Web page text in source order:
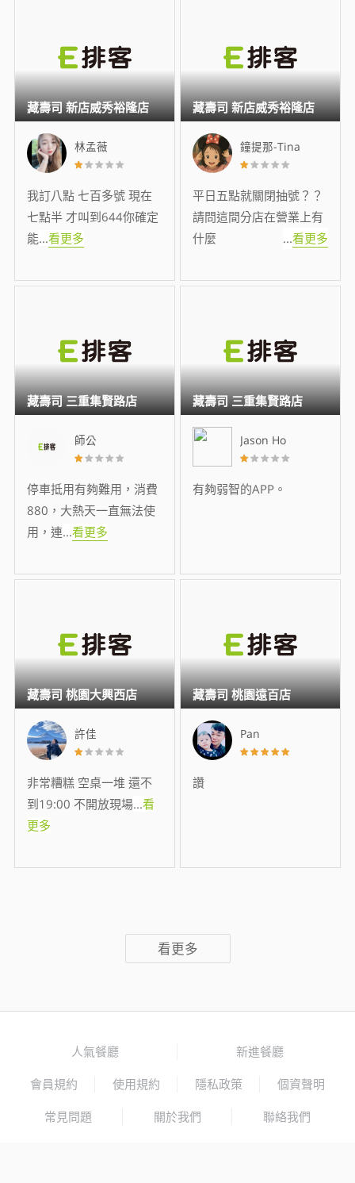
林孟薇
我訂八點 七百多號 現在
七點半 才叫到644你確定
能...看更多
藏壽司 新店威秀裕隆店
鐘提那-Tina
平日五點就關閉抽號？？
請問這間分店在營業上有
什麼
...看更多
藏壽司 新店威秀裕隆店
師公
停車抵用有夠難用，消費
880，大熱天一直無法使
用，連...看更多
藏壽司 三重集賢路店
Jason Ho
有夠弱智的APP。
藏壽司 三重集賢路店
許佳
非常糟糕 空桌一堆 還不
到19:00 不開放現場...看
更多
藏壽司 桃園大興西店
Pan
讚
藏壽司 桃園遠百店
看更多
人氣餐廳 新進餐廳
會員規約 使用規約 隱私政策 個資聲明
常見問題 關於我們 聯絡我們